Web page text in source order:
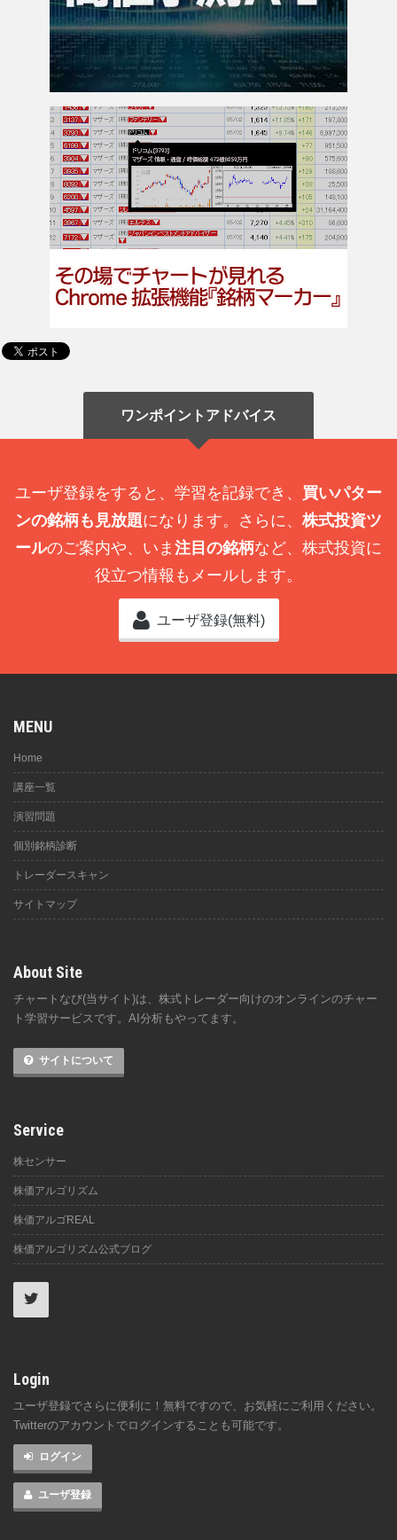
ワンポイントアドバイス
ユーザ登録をすると、学習を記録でき、 買いパター
ンの銘柄も見放題になります。さらに、 株式投資ツ
ールのご案内や、いま 注目の銘柄など、株式投資に
役立つ情報もメールします。
ユーザ登録(無料)
MENU
Home
講座一覧
演習問題
個別銘柄診断
トレーダースキャン
サイトマップ
About Site
チャートなび(当サイト)は、株式トレーダー向けのオンラインのチャー
ト学習サービスです。AI分析もやってます。
サイトについて
Service
株センサー
株価アルゴリズム
株価アルゴREAL
株価アルゴリズム公式ブログ
Login
ユーザ登録でさらに便利に！無料ですので、お気軽にご利用ください。
Twitterのアカウントでログインすることも可能です。
ログイン
ユーザ登録